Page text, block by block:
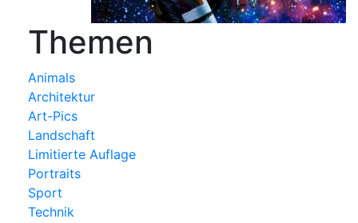
Themen
Animals
Architektur
Art-Pics
Landschaft
Limitierte Auflage
Portraits
Sport
Technik